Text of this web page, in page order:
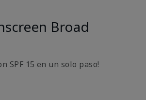
Broad
SPF 15 en un solo paso!